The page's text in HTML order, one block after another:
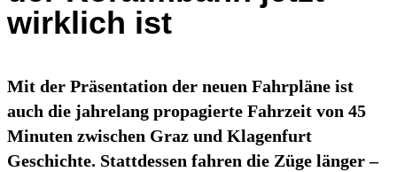
wirklich ist
Mit der Präsentation der neuen Fahrpläne ist
auch die jahrelang propagierte Fahrzeit von 45
Minuten zwischen Graz und Klagenfurt
Geschichte. Stattdessen fahren die Züge länger –